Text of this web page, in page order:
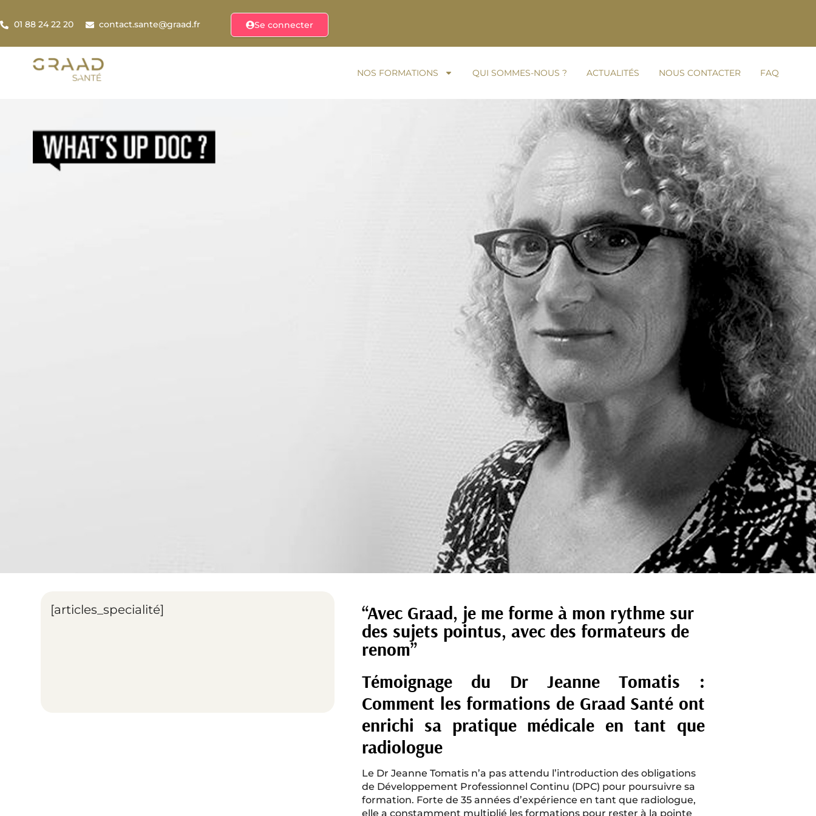
01 88 24 22 20 contact.sante@graad.fr Se connecter
NOS FORMATIONS QUI SOMMES-NOUS ? ACTUALITÉS NOUS CONTACTER FAQ
[articles_specialité] “Avec Graad, je me forme à mon rythme sur
des sujets pointus, avec des formateurs de
renom”
Témoignage du Dr Jeanne Tomatis :
Comment les formations de Graad Santé ont
enrichi sa pratique médicale en tant que
radiologue
Le Dr Jeanne Tomatis n’a pas attendu l’introduction des obligations
de Développement Professionnel Continu (DPC) pour poursuivre sa
formation. Forte de 35 années d’expérience en tant que radiologue,
elle a constamment multiplié les formations pour rester à la pointe